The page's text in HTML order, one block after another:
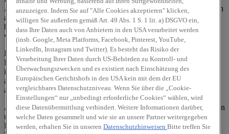
Ausnutzung des Kraftstoffs durch das Fahrzeug ab, sondern werden
auch vom Fahrverhalten und anderen nichttechnischen Faktoren
beeinflusst. CO₂ ist das für die Erderwärmung hauptsächlich
verantwortliche Treibhausgas.
Ein Leitfaden über den Kraftstoffverbrauch und die CO₂-
Emissionen aller in Deutschland angebotenen neuen Pkw-Modelle
ist unentgeltlich einsehbar an jedem Verkaufsort, an dem Pkw
ausgestellt oder angeboten werden. Der Leitfaden ist auch
abrufbar.
Alle Angaben und Abbildungen sind als unverbindlich zu betrachten
und stellen eine annähernde Beschreibung dar.
Fahrzeugabbildungen enthalten z. T. aufpreispflichtige
anzuzeigen. Indem Sie auf "Alle Cookies akzeptieren" klicken,
willigen Sie außerdem gemäß Art. 49 Abs. 1 S. 1 lit. a) DSGVO ein,
dass Ihre Daten auch von Anbietern in den USA verarbeitet werden
(insb. Google, Meta Platforms, Facebook, Pinterest, YouTube,
LinkedIn, Instagram und Twitter). Es besteht das Risiko der
Verarbeitung Ihrer Daten durch US-Behörden zu Kontroll- und
Überwachungszwecken und es existiert nach Einschätzung des
Europäischen Gerichtshofs in den USA kein mit dem der EU
vergleichbares Datenschutzniveau. Wenn Sie über die „Cookie-
Einstellungen“ nur „unbedingt erforderliche Cookies“ wählen, wird
diese Datenübermittlung verhindert. Weitere Informationen darüber,
welche Daten gesammelt und wie sie an unsere Partner weitergegeben
werden, erhalten Sie in unseren Datenschutzhinweisen Bitte treffen Sie